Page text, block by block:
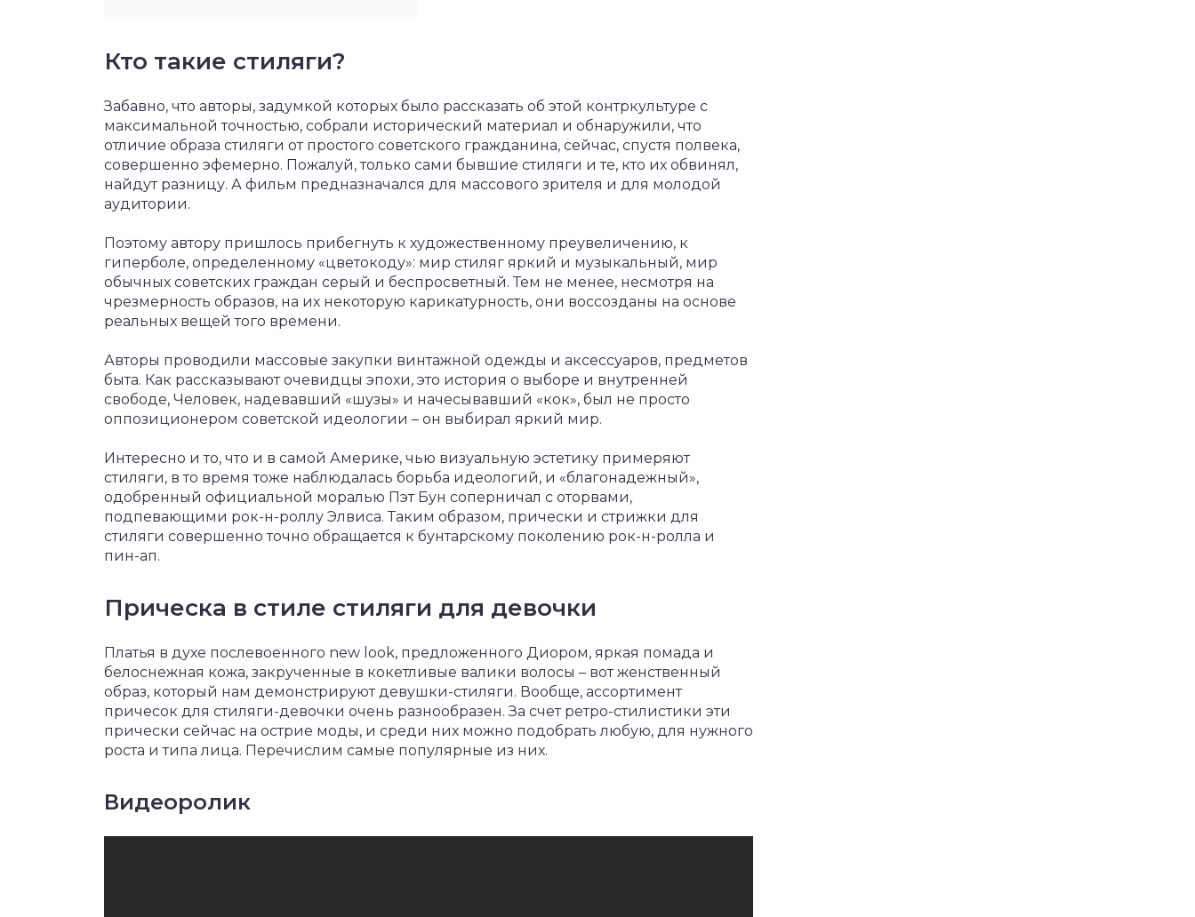
Кто такие стиляги?
Забавно, что авторы, задумкой которых было рассказать об этой контркультуре с
максимальной точностью, собрали исторический материал и обнаружили, что
отличие образа стиляги от простого советского гражданина, сейчас, спустя полвека,
совершенно эфемерно. Пожалуй, только сами бывшие стиляги и те, кто их обвинял,
найдут разницу. А фильм предназначался для массового зрителя и для молодой
аудитории.
Поэтому автору пришлось прибегнуть к художественному преувеличению, к
гиперболе, определенному «цветокоду»: мир стиляг яркий и музыкальный, мир
обычных советских граждан серый и беспросветный. Тем не менее, несмотря на
чрезмерность образов, на их некоторую карикатурность, они воссозданы на основе
реальных вещей того времени.
Авторы проводили массовые закупки винтажной одежды и аксессуаров, предметов
быта. Как рассказывают очевидцы эпохи, это история о выборе и внутренней
свободе, Человек, надевавший «шузы» и начесывавший «кок», был не просто
оппозиционером советской идеологии – он выбирал яркий мир.
Интересно и то, что и в самой Америке, чью визуальную эстетику примеряют
стиляги, в то время тоже наблюдалась борьба идеологий, и «благонадежный»,
одобренный официальной моралью Пэт Бун соперничал с оторвами,
подпевающими рок-н-роллу Элвиса. Таким образом, прически и стрижки для
стиляги совершенно точно обращается к бунтарскому поколению рок-н-ролла и
пин-ап.
Прическа в стиле стиляги для девочки
Платья в духе послевоенного new look, предложенного Диором, яркая помада и
белоснежная кожа, закрученные в кокетливые валики волосы – вот женственный
образ, который нам демонстрируют девушки-стиляги. Вообще, ассортимент
причесок для стиляги-девочки очень разнообразен. За счет ретро-стилистики эти
прически сейчас на острие моды, и среди них можно подобрать любую, для нужного
роста и типа лица. Перечислим самые популярные из них.
Видеоролик